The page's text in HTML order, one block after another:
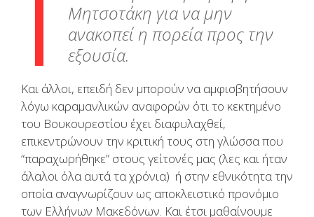
Μητσοτάκη για να μην
ανακοπεί η πορεία προς την
εξουσία.
Και άλλοι, επειδή δεν μπορούν να αμφισβητήσουν
λόγω καραμανλικών αναφορών ότι το κεκτημένο
του Βουκουρεστίου έχει διαφυλαχθεί,
επικεντρώνουν την κριτική τους στη γλώσσα που
“παραχωρήθηκε” στους γείτονές μας (λες και ήταν
άλαλοι όλα αυτά τα χρόνια) ή στην εθνικότητα την
οποία αναγνωρίζουν ως αποκλειστικό προνόμιο
των Ελλήνων Μακεδόνων. Και έτσι μαθαίνουμε